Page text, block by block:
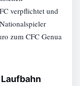
verpflichtet und
zum CFC Genua